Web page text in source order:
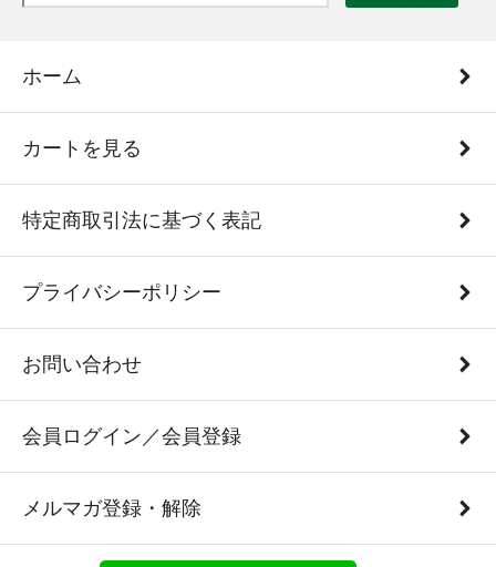
ホーム
カートを見る
特定商取引法に基づく表記
プライバシーポリシー
お問い合わせ
会員ログイン／会員登録
メルマガ登録・解除